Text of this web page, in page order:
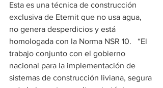
Esta es una técnica de construcción
exclusiva de Eternit que no usa agua,
no genera desperdicios y está
homologada con la Norma NSR 10.   “El
trabajo conjunto con el gobierno
nacional para la implementación de
sistemas de construcción liviana, segura